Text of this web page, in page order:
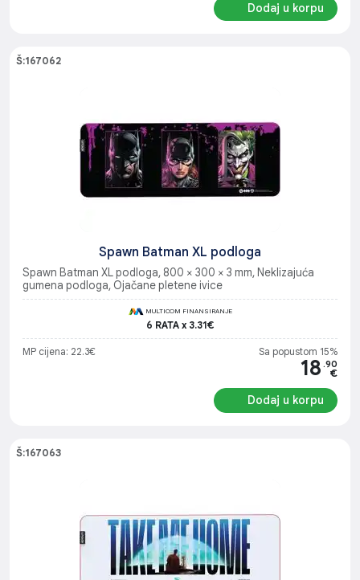
Dodaj u korpu
Š:167062
Spawn Batman XL podloga
Spawn Batman XL podloga, 800 × 300 × 3 mm, Neklizajuća
gumena podloga, Ojačane pletene ivice
MULTICOM FINANSIRANJE
6 RATA x 3.31€
MP cijena: 22.3€ Sa popustom 15%
18 .90
€
Dodaj u korpu
Š:167063